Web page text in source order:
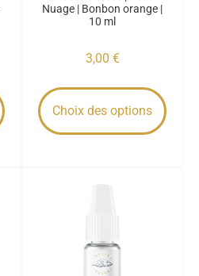
Nuage | Bonbon orange |
10 ml
3,00 €
Choix des options